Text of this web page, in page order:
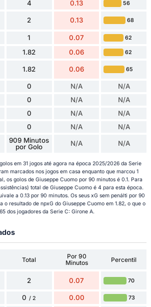
4 0.13 56
2 0.13 68
1 0.07 62
1.82 0.06 62
1.82 0.06 65
0 N/A N/A
0 N/A N/A
0 N/A N/A
0 N/A N/A
909 Minutos
por Golo
N/A N/A
em 31 jogos até agora na época 2025/2026 da Serie
marcados nos jogos em casa enquanto que marcou 1
os golos de Giuseppe Cuomo por 90 minutos é 0.1. Para
total de Giuseppe Cuomo é 4 para esta época.
a 0.13 por 90 minutos. Os seus xG sem penálti por 90
o resultado de npxG do Giuseppe Cuomo em 1.82, o que o
dos jogadores da Serie C: Girone A.
Total
Por 90
Minutos
Percentil
2 0.07 70
0 / 2 0.00 73